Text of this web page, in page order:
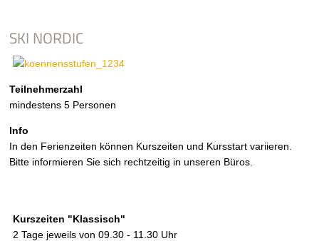
SKI NORDIC
Teilnehmerzahl
mindestens 5 Personen
Info
In den Ferienzeiten können Kurszeiten und Kursstart variieren.
Bitte informieren Sie sich rechtzeitig in unseren Büros.
Kurszeiten "Klassisch"
2 Tage jeweils von 09.30 - 11.30 Uhr